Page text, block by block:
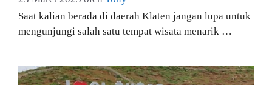
Saat kalian berada di daerah Klaten jangan lupa untuk
mengunjungi salah satu tempat wisata menarik …